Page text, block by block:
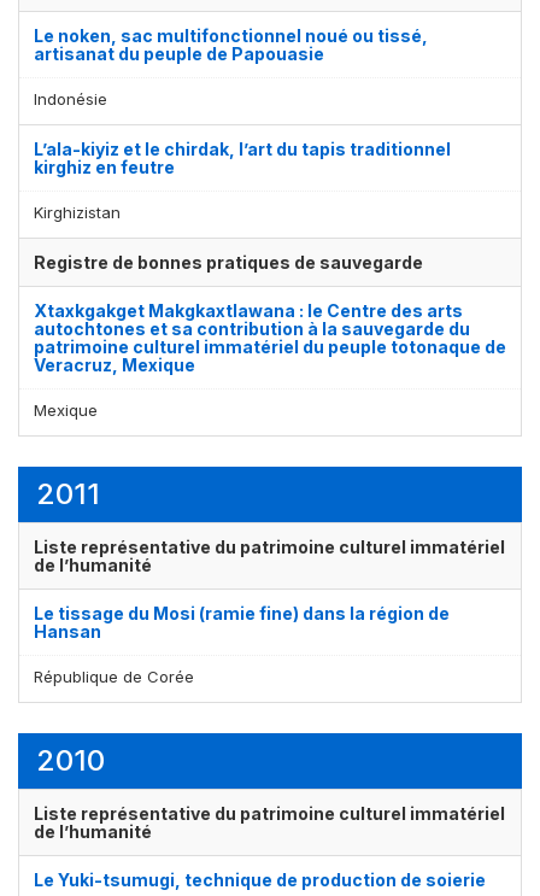
Le noken, sac multifonctionnel noué ou tissé,
artisanat du peuple de Papouasie
Indonésie
L’ala-kiyiz et le chirdak, l’art du tapis traditionnel
kirghiz en feutre
Kirghizistan
Registre de bonnes pratiques de sauvegarde
Xtaxkgakget Makgkaxtlawana : le Centre des arts
autochtones et sa contribution à la sauvegarde du
patrimoine culturel immatériel du peuple totonaque de
Veracruz, Mexique
Mexique
2011
Liste représentative du patrimoine culturel immatériel
de l’humanité
Le tissage du Mosi (ramie fine) dans la région de
Hansan
République de Corée
2010
Liste représentative du patrimoine culturel immatériel
de l’humanité
Le Yuki-tsumugi, technique de production de soierie